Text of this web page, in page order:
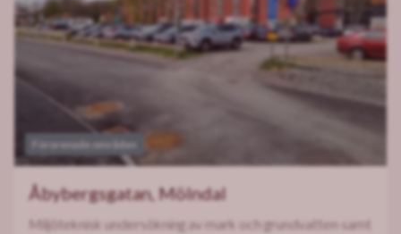
Förorenade områden
Åbybergsgatan, Mölndal
Miljöteknisk undersökning av mark och grundvatten samt